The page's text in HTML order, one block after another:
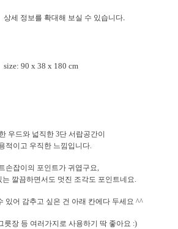
상세 정보를 확대해 보실 수 있습니다.
size: 90 x 38 x 180 cm
우드와 넓직한 3단 서랍공간이
적이고 우직한 느낌입니다.
손잡이의 포인트가 귀엽구요,
는 깔끔하면서도 멋진 조각도 포인트네요.
있어 감추고 싶은 건 아래 칸에다 두세요 ^^
릇장 등 여러가지로 사용하기 딱 좋아요 :)